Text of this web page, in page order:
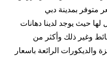
بمدينة دبي
حيث يوجد لدينا دهانات
وغير ذلك وأكثر من
والديكورات الرائعة باسعار